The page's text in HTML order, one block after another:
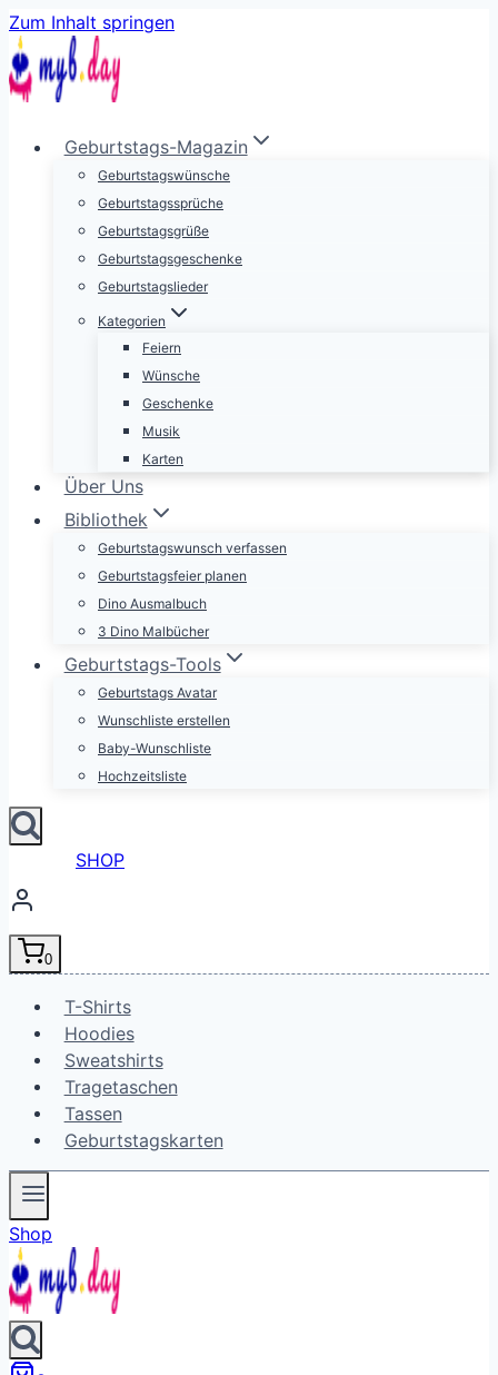
Zum Inhalt springen
Geburtstags-Magazin
Geburtstagswünsche
Geburtstagssprüche
Geburtstagsgrüße
Geburtstagsgeschenke
Geburtstagslieder
Kategorien
Feiern
Wünsche
Geschenke
Musik
Karten
Über Uns
Bibliothek
Geburtstagswunsch verfassen
Geburtstagsfeier planen
Dino Ausmalbuch
3 Dino Malbücher
Geburtstags-Tools
Geburtstags Avatar
Wunschliste erstellen
Baby-Wunschliste
Hochzeitsliste
SHOP
0
T-Shirts
Hoodies
Sweatshirts
Tragetaschen
Tassen
Geburtstagskarten
Shop